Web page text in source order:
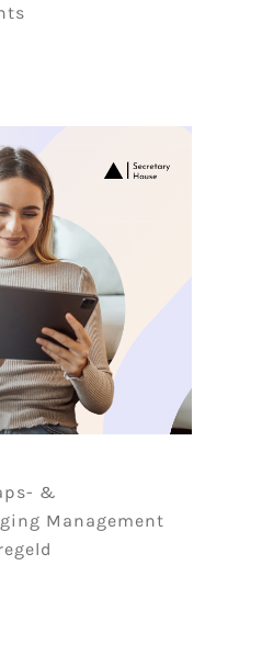
&
Management